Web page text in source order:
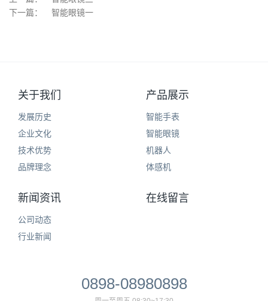
下一篇：
智能眼镜一
关于我们
发展历史
企业文化
技术优势
品牌理念
产品展示
智能手表
智能眼镜
机器人
体感机
新闻资讯
公司动态
行业新闻
在线留言
0898-08980898